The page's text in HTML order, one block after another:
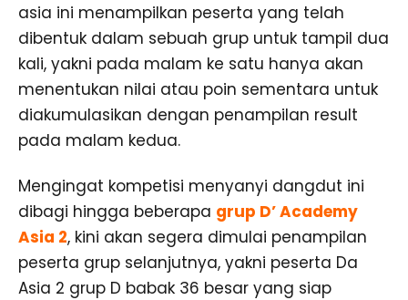
asia ini menampilkan peserta yang telah
dibentuk dalam sebuah grup untuk tampil dua
kali, yakni pada malam ke satu hanya akan
menentukan nilai atau poin sementara untuk
diakumulasikan dengan penampilan result
pada malam kedua.
Mengingat kompetisi menyanyi dangdut ini
dibagi hingga beberapa grup D’ Academy
Asia 2, kini akan segera dimulai penampilan
peserta grup selanjutnya, yakni peserta Da
Asia 2 grup D babak 36 besar yang siap